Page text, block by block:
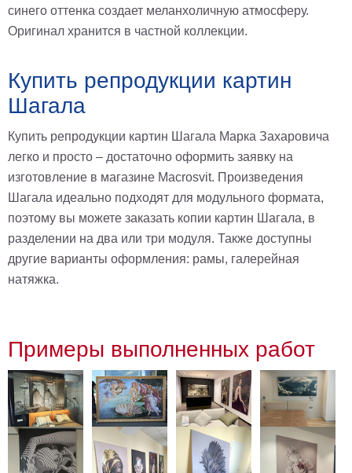
синего оттенка создает меланхоличную атмосферу.
Оригинал хранится в частной коллекции.
Купить репродукции картин
Шагала
Купить репродукции картин Шагала Марка Захаровича
легко и просто – достаточно оформить заявку на
изготовление в магазине Macrosvit. Произведения
Шагала идеально подходят для модульного формата,
поэтому вы можете заказать копии картин Шагала, в
разделении на два или три модуля. Также доступны
другие варианты оформления: рамы, галерейная
натяжка.
Примеры выполненных работ